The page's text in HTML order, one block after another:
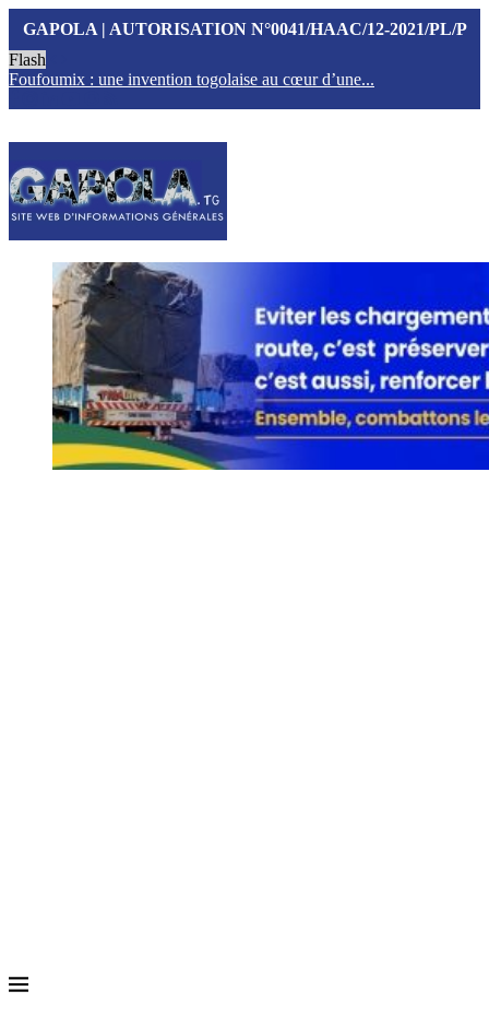
GAPOLA | AUTORISATION N°0041/HAAC/12-2021/PL/P
Flash
Foufoumix : une invention togolaise au cœur d’une...